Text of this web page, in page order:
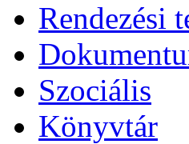
Rendezési
Szociális
Könyvtár